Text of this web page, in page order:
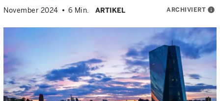
November 2024 6 Min. ARTIKEL ARCHIVIERT info